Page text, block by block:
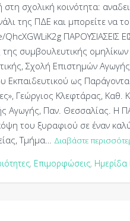
στη σχολική κοινότητα:
της ΠΔΕ και μπορείτε να
ΠΑΡΟΥΣΙΑΣΕΙΣ
συμβουλευτικής
Σχολή Επιστημών
Εκπαιδευτικού ως
Γεώργιος Κλεφτάρας, Καθ.
Αγωγής, Παν. Θεσσαλίας. Η
του ξυραφιού σε έναν
Τμήμα… Διαβάστε
, Επιμορφώσεις, Ημερίδα